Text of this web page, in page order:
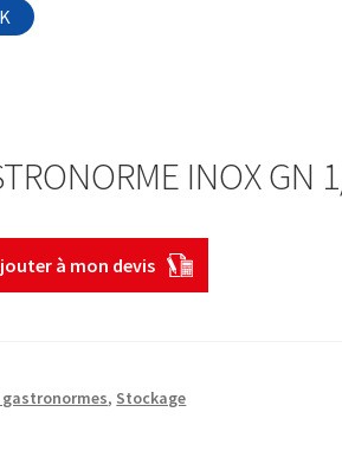
INOX GN
à mon devis
gastronormes, Stockage